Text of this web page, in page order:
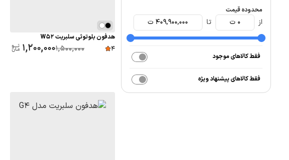
محدوده قیمت
از 0 ت تا 409,900,000 ت
فقط کالاهای موجود
فقط کالاهای پیشنهاد ویژه
هدفون بلوتوثی سلبریت W52
4
1,500,000
1,200,000